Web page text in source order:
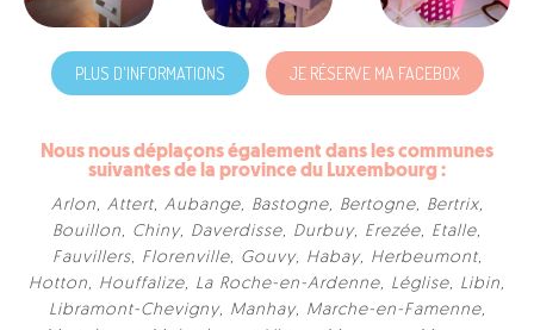
PLUS D'INFORMATIONS JE RÉSERVE MA FACEBOX
Nous nous déplaçons également dans les communes
suivantes de la province du Luxembourg :
Arlon, Attert, Aubange, Bastogne, Bertogne, Bertrix,
Bouillon, Chiny, Daverdisse, Durbuy, Erezée, Etalle,
Fauvillers, Florenville, Gouvy, Habay, Herbeumont,
Hotton, Houffalize, La Roche-en-Ardenne, Léglise, Libin,
Libramont-Chevigny, Manhay, Marche-en-Famenne,